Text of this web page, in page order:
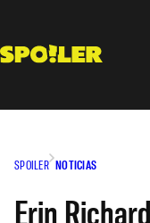
SPOILER NOTICIAS
Erin